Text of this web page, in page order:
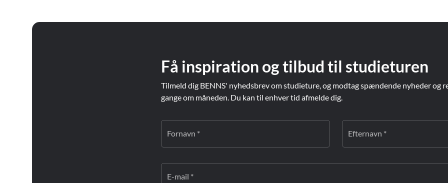
Få inspiration og tilbud til studieturen
Tilmeld dig BENNS' nyhedsbrev om studieture, og modtag spændende nyheder og
gange om måneden. Du kan til enhver tid afmelde dig.
Fornavn * Efternavn *
E-mail *